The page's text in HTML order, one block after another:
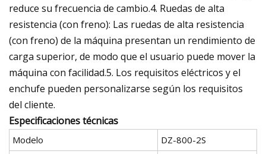
reduce su frecuencia de cambio.4. Ruedas de alta
resistencia (con freno): Las ruedas de alta resistencia
(con freno) de la máquina presentan un rendimiento de
carga superior, de modo que el usuario puede mover la
máquina con facilidad.5. Los requisitos eléctricos y el
enchufe pueden personalizarse según los requisitos
del cliente.
Especificaciones técnicas
Modelo
DZ-800-2S